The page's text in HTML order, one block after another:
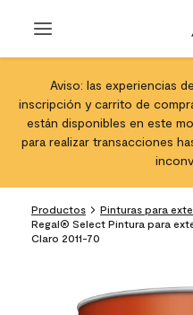
Aviso: las experiencias
inscripción y carrito de
están disponibles en este
para realizar transacciones
Productos
Pinturas para
Regal® Select Pintura para
Claro 2011-70